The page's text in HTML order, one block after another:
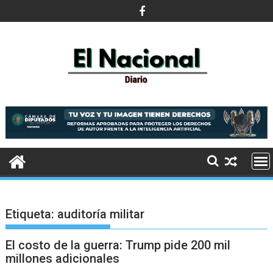
al
Etiqueta: auditoría militar
El costo de la guerra: Trump pide 200 mil
millones adicionales